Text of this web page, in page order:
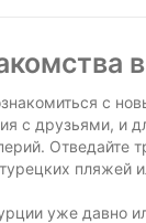
с
с друзьями, и
Отведайте
пляжей
уже давно